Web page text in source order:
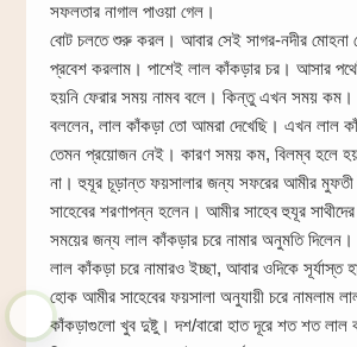
সফলতার নাগাল পাওয়া গেল।
বোট চলতে শুরু করল। আবার সেই সাগর-নদীর মোহনা
প্রবেশ করলাম। পাশেই লাল কাঁকড়ার চর। আসার
হয়নি ফেরার সময় নামব বলে। কিন্তু এখন সময় কম।
বললেন, লাল কাঁকড়া তো আমরা দেখেছি। এখন লাল
তেমন প্রয়োজন নেই। কারণ সময় কম, বিলম্ব হলে
না। হুযূর চূড়ান্ত ফয়সালার জন্য সফরের আমীর মুফতী
সাহেবের শরণাপন্ন হলেন। আমীর সাহেব হুযূর
সময়ের জন্য লাল কাঁকড়ার চরে নামার অনুমতি
লাল কাঁকড়া চরে নামারও ইচ্ছা, আবার ওদিকে সূর্যাস্ত
হোক আমীর সাহেবের ফয়সালা অনুযায়ী চরে নামলাম
কাঁকড়াগুলো খুব দুষ্টু। দশ/বারো হাত দূরে শত শত লাল